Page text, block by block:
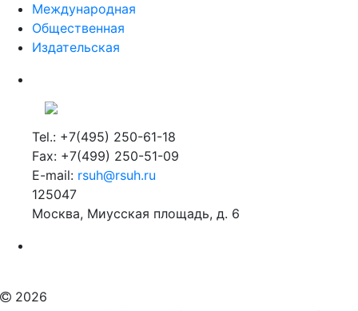
Международная
Общественная
Издательская
Tel.: +7(495) 250-61-18
Fax: +7(499) 250-51-09
E-mail: rsuh@rsuh.ru
125047
Москва, Миусская площадь, д. 6
2026